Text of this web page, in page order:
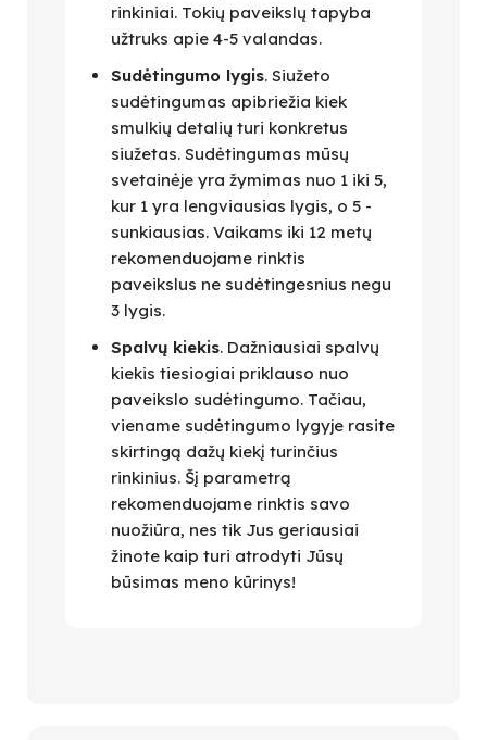
rinkiniai. Tokių paveikslų tapyba
užtruks apie 4-5 valandas.
Sudėtingumo lygis. Siužeto
sudėtingumas apibriežia kiek
smulkių detalių turi konkretus
siužetas. Sudėtingumas mūsų
svetainėje yra žymimas nuo 1 iki 5,
kur 1 yra lengviausias lygis, o 5 -
sunkiausias. Vaikams iki 12 metų
rekomenduojame rinktis
paveikslus ne sudėtingesnius negu
3 lygis.
Spalvų kiekis. Dažniausiai spalvų
kiekis tiesiogiai priklauso nuo
paveikslo sudėtingumo. Tačiau,
viename sudėtingumo lygyje rasite
skirtingą dažų kiekį turinčius
rinkinius. Šį parametrą
rekomenduojame rinktis savo
nuožiūra, nes tik Jus geriausiai
žinote kaip turi atrodyti Jūsų
būsimas meno kūrinys!